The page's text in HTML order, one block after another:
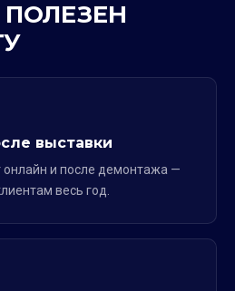
ПОЛЕЗЕН
выставки
онлайн и после демонтажа —
весь год.